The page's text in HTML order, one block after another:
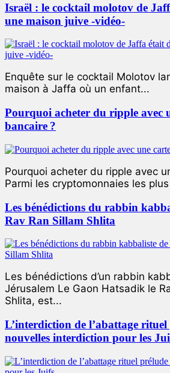
Israël : le cocktail molotov de
une maison juive -vidéo-
Enquête sur le cocktail Molotov
maison à Jaffa où un enfant...
Pourquoi acheter du ripple avec
bancaire ?
Pourquoi acheter du ripple avec
Parmi les cryptomonnaies les
Les bénédictions du rabbin
Rav Ran Sillam Shlita
Les bénédictions d’un rabbin
Jérusalem Le Gaon Hatsadik le
Shlita, est...
L’interdiction de l’abattage rituel
nouvelles interdiction pour les